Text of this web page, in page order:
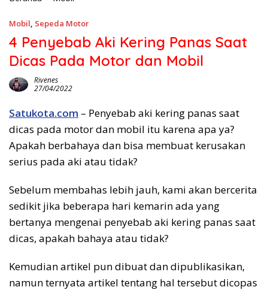
Mobil, Sepeda Motor
4 Penyebab Aki Kering Panas Saat
Dicas Pada Motor dan Mobil
Rivenes
27/04/2022
Satukota.com – Penyebab aki kering panas saat
dicas pada motor dan mobil itu karena apa ya?
Apakah berbahaya dan bisa membuat kerusakan
serius pada aki atau tidak?
Sebelum membahas lebih jauh, kami akan bercerita
sedikit jika beberapa hari kemarin ada yang
bertanya mengenai penyebab aki kering panas saat
dicas, apakah bahaya atau tidak?
Kemudian artikel pun dibuat dan dipublikasikan,
namun ternyata artikel tentang hal tersebut dicopas